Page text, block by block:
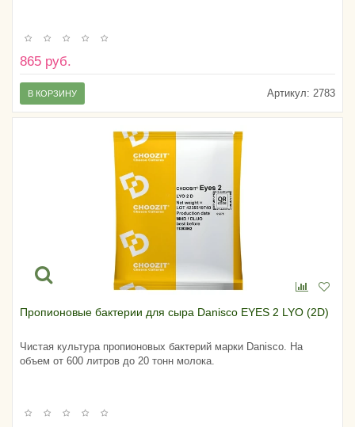
865 руб.
Артикул: 2783
В КОРЗИНУ
Пропионовые бактерии для сыра Danisco EYES 2 LYO (2D)
Чистая культура пропионовых бактерий марки Danisco. На
объем от 600 литров до 20 тонн молока.